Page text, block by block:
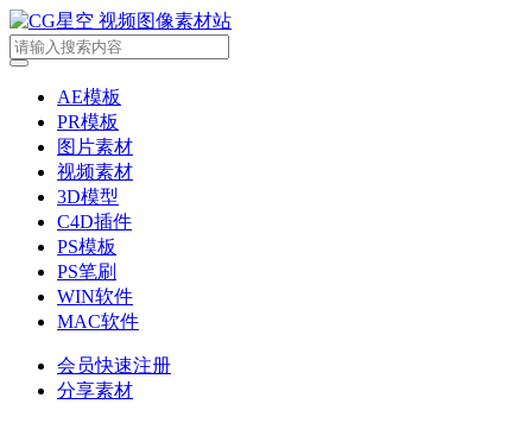
AE模板
PR模板
图片素材
视频素材
3D模型
C4D插件
PS模板
PS笔刷
WIN软件
MAC软件
会员快速注册
分享素材